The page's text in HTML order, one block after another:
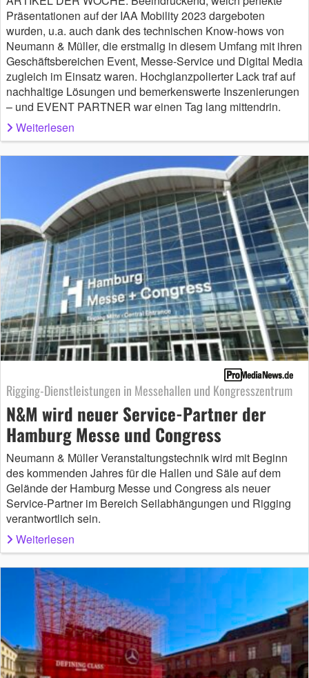
Präsentationen auf der IAA Mobility 2023 dargeboten
wurden, u.a. auch dank des technischen Know-hows von
Neumann & Müller, die erstmalig in diesem Umfang mit ihren
Geschäftsbereichen Event, Messe-Service und Digital Media
zugleich im Einsatz waren. Hochglanzpolierter Lack traf auf
nachhaltige Lösungen und bemerkenswerte Inszenierungen
– und EVENT PARTNER war einen Tag lang mittendrin.
Weiterlesen
Rigging-Dienstleistungen in Messehallen und Kongresszentrum
N&M wird neuer Service-Partner der
Hamburg Messe und Congress
Neumann & Müller Veranstaltungstechnik wird mit Beginn
des kommenden Jahres für die Hallen und Säle auf dem
Gelände der Hamburg Messe und Congress als neuer
Service-Partner im Bereich Seilabhängungen und Rigging
verantwortlich sein.
Weiterlesen